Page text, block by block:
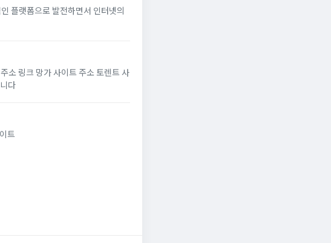
플랫폼으로 발전하면서 인터넷의
소 링크 망가 사이트 주소 토렌트 사
다
트